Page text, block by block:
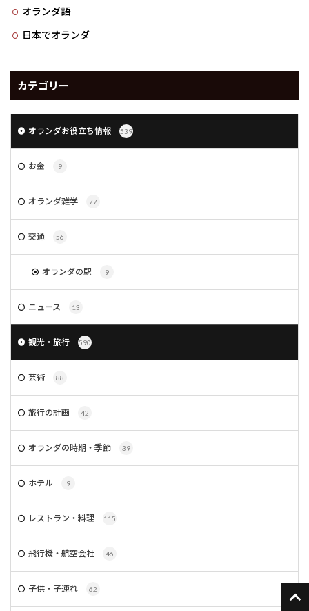
オランダ語
日本でオランダ
カテゴリー
オランダお役立ち情報 539
お金 9
オランダ雑学 77
交通 56
オランダの駅 9
ニュース 13
観光・旅行 590
芸術 88
旅行の計画 42
オランダの時期・季節 39
ホテル 9
レストラン・料理 115
飛行機・航空会社 46
子供・子連れ 62